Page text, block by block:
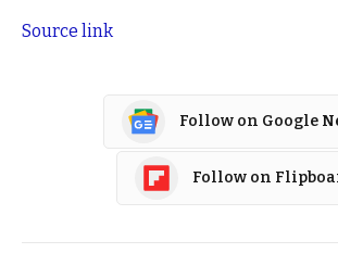
Source link
Follow on Google
Follow on